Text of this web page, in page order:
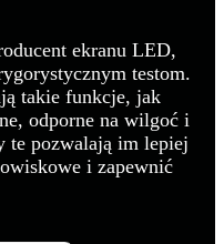
ekranu LED,
testom.
takie funkcje, jak
odporne na wilgoć i
te pozwalają im lepiej
i zapewnić